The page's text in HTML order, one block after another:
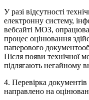
У разі відсутності
електронну систему,
вебсайті МОЗ,
процес оцінювання
паперового
Після появи технічної
підлягають негайному
4. Перевірка документів
направлено на